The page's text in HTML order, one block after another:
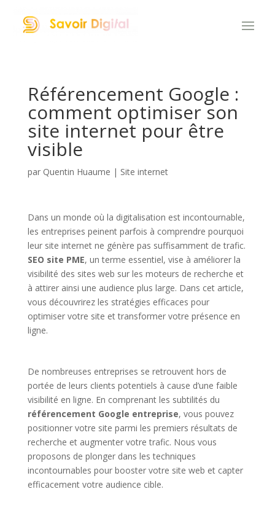
Référencement Google :
comment optimiser son
site internet pour être
visible
par Quentin Huaume | Site internet
Dans un monde où la digitalisation est incontournable,
les entreprises peinent parfois à comprendre pourquoi
leur site internet ne génère pas suffisamment de trafic.
SEO site PME, un terme essentiel, vise à améliorer la
visibilité des sites web sur les moteurs de recherche et
à attirer ainsi une audience plus large. Dans cet article,
vous découvrirez les stratégies efficaces pour
optimiser votre site et transformer votre présence en
ligne.
De nombreuses entreprises se retrouvent hors de
portée de leurs clients potentiels à cause d’une faible
visibilité en ligne. En comprenant les subtilités du
référencement Google entreprise, vous pouvez
positionner votre site parmi les premiers résultats de
recherche et augmenter votre trafic. Nous vous
proposons de plonger dans les techniques
incontournables pour booster votre site web et capter
efficacement votre audience cible.